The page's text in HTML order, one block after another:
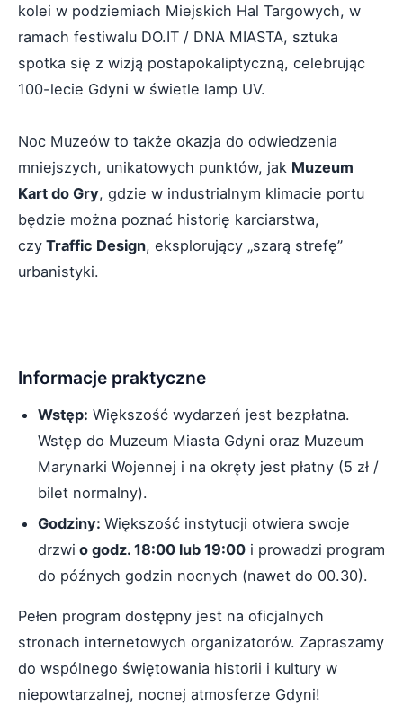
kolei w podziemiach Miejskich Hal Targowych, w
ramach festiwalu DO.IT / DNA MIASTA, sztuka
spotka się z wizją postapokaliptyczną, celebrując
100-lecie Gdyni w świetle lamp UV.
Noc Muzeów to także okazja do odwiedzenia
mniejszych, unikatowych punktów, jak Muzeum
Kart do Gry, gdzie w industrialnym klimacie portu
będzie można poznać historię karciarstwa,
czy Traffic Design, eksplorujący „szarą strefę”
urbanistyki.
Informacje praktyczne
Wstęp: Większość wydarzeń jest bezpłatna.
Wstęp do Muzeum Miasta Gdyni oraz Muzeum
Marynarki Wojennej i na okręty jest płatny (5 zł /
bilet normalny).
Godziny: Większość instytucji otwiera swoje
drzwi o godz. 18:00 lub 19:00 i prowadzi program
do późnych godzin nocnych (nawet do 00.30).
Pełen program dostępny jest na oficjalnych
stronach internetowych organizatorów. Zapraszamy
do wspólnego świętowania historii i kultury w
niepowtarzalnej, nocnej atmosferze Gdyni!